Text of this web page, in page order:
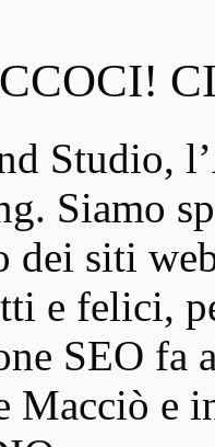
Studio,
Siamo
dei siti
e felici,
SEO fa
Macciò e